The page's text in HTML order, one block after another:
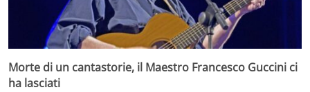
Morte di un cantastorie, il Maestro Francesco Guccini ci
ha lasciati